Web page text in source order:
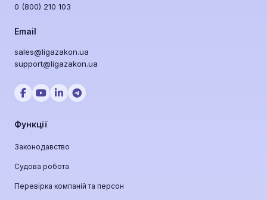
0 (800) 210 103
Email
sales@ligazakon.ua
support@ligazakon.ua
Функції
Законодавство
Судова робота
Перевірка компаній та персон